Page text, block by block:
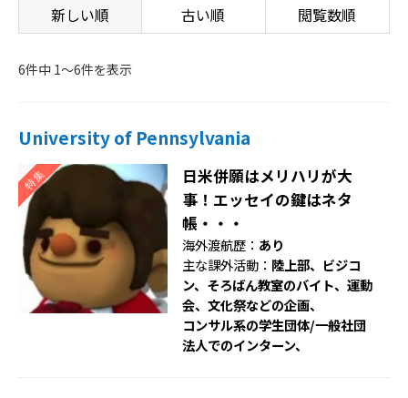
新しい順
古い順 閲覧数順
6件中 1〜6件を表示
University of Pennsylvania
日米併願はメリハリが大
事！エッセイの鍵はネタ
帳・・・
海外渡航歴： あり
主な課外活動： 陸上部、ビジコ
ン、そろばん教室のバイト、運動
会、文化祭などの企画、
コンサル系の学生団体/一般社団
法人でのインターン、